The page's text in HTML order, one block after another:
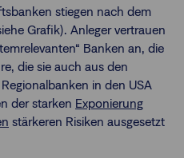
stiegen nach dem
Grafik). Anleger vertrauen
Banken an, die
die sie auch aus den
in den USA
der starken Exponierung
stärkeren Risiken ausgesetzt